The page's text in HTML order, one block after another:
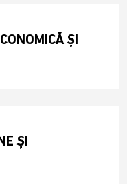
ȘI
ŞI